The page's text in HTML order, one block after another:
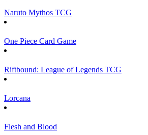
Naruto Mythos TCG
One Piece Card Game
Riftbound: League of Legends TCG
Lorcana
Flesh and Blood